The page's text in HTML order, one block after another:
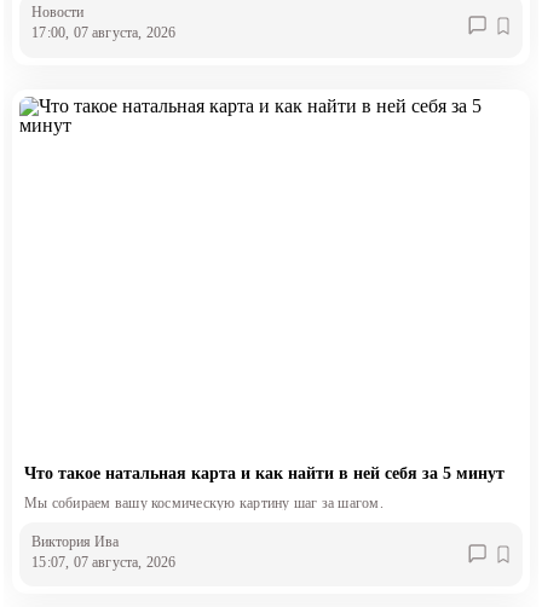
Новости
17:00, 07 августа, 2026
Что такое натальная карта и как найти в ней себя за 5 минут
Мы собираем вашу космическую картину шаг за шагом.
Виктория Ива
15:07, 07 августа, 2026